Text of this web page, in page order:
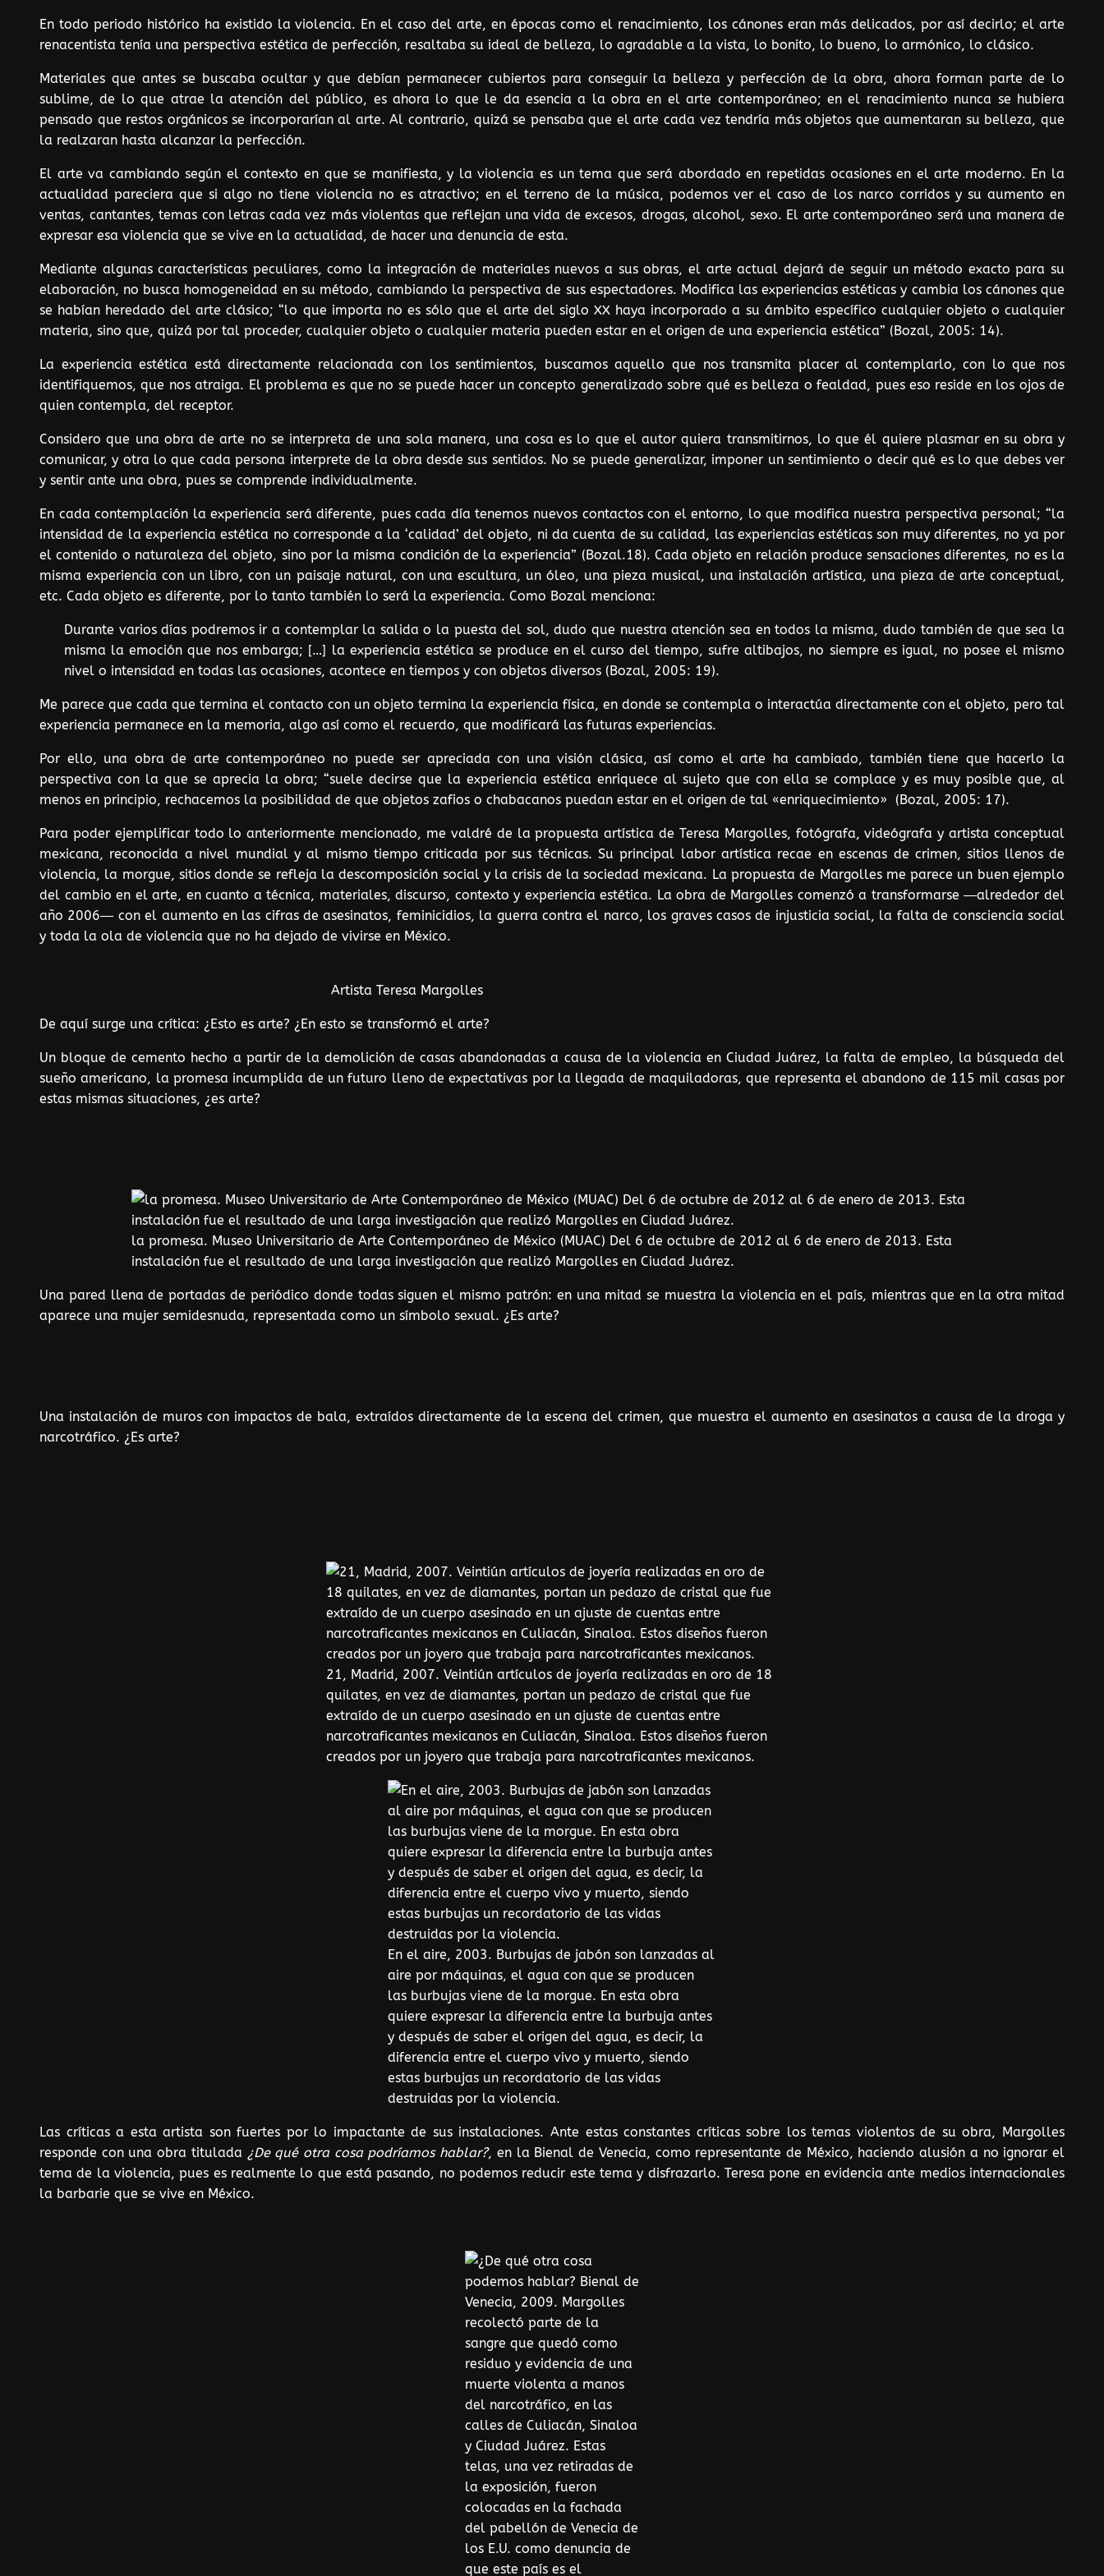
En todo periodo histórico ha existido la violencia. En el caso del arte, en épocas como el renacimiento, los cánones eran más delicados, por así decirlo; el arte
renacentista tenía una perspectiva estética de perfección, resaltaba su ideal de belleza, lo agradable a la vista, lo bonito, lo bueno, lo armónico, lo clásico.
Materiales que antes se buscaba ocultar y que debían permanecer cubiertos para conseguir la belleza y perfección de la obra, ahora forman parte de lo
sublime, de lo que atrae la atención del público, es ahora lo que le da esencia a la obra en el arte contemporáneo; en el renacimiento nunca se hubiera
pensado que restos orgánicos se incorporarían al arte. Al contrario, quizá se pensaba que el arte cada vez tendría más objetos que aumentaran su belleza, que
la realzaran hasta alcanzar la perfección.
El arte va cambiando según el contexto en que se manifiesta, y la violencia es un tema que será abordado en repetidas ocasiones en el arte moderno. En la
actualidad pareciera que si algo no tiene violencia no es atractivo; en el terreno de la música, podemos ver el caso de los narco corridos y su aumento en
ventas, cantantes, temas con letras cada vez más violentas que reflejan una vida de excesos, drogas, alcohol, sexo. El arte contemporáneo será una manera de
expresar esa violencia que se vive en la actualidad, de hacer una denuncia de esta.
Mediante algunas características peculiares, como la integración de materiales nuevos a sus obras, el arte actual dejará de seguir un método exacto para su
elaboración, no busca homogeneidad en su método, cambiando la perspectiva de sus espectadores. Modifica las experiencias estéticas y cambia los cánones que
se habían heredado del arte clásico; “lo que importa no es sólo que el arte del siglo XX haya incorporado a su ámbito específico cualquier objeto o cualquier
materia, sino que, quizá por tal proceder, cualquier objeto o cualquier materia pueden estar en el origen de una experiencia estética” (Bozal, 2005: 14).
La experiencia estética está directamente relacionada con los sentimientos, buscamos aquello que nos transmita placer al contemplarlo, con lo que nos
identifiquemos, que nos atraiga. El problema es que no se puede hacer un concepto generalizado sobre qué es belleza o fealdad, pues eso reside en los ojos de
quien contempla, del receptor.
Considero que una obra de arte no se interpreta de una sola manera, una cosa es lo que el autor quiera transmitirnos, lo que él quiere plasmar en su obra y
comunicar, y otra lo que cada persona interprete de la obra desde sus sentidos. No se puede generalizar, imponer un sentimiento o decir qué es lo que debes ver
y sentir ante una obra, pues se comprende individualmente.
En cada contemplación la experiencia será diferente, pues cada día tenemos nuevos contactos con el entorno, lo que modifica nuestra perspectiva personal; “la
intensidad de la experiencia estética no corresponde a la ‘calidad’ del objeto, ni da cuenta de su calidad, las experiencias estéticas son muy diferentes, no ya por
el contenido o naturaleza del objeto, sino por la misma condición de la experiencia” (Bozal.18). Cada objeto en relación produce sensaciones diferentes, no es la
misma experiencia con un libro, con un paisaje natural, con una escultura, un óleo, una pieza musical, una instalación artística, una pieza de arte conceptual,
etc. Cada objeto es diferente, por lo tanto también lo será la experiencia. Como Bozal menciona:
Durante varios días podremos ir a contemplar la salida o la puesta del sol, dudo que nuestra atención sea en todos la misma, dudo también de que sea la
misma la emoción que nos embarga; […] la experiencia estética se produce en el curso del tiempo, sufre altibajos, no siempre es igual, no posee el mismo
nivel o intensidad en todas las ocasiones, acontece en tiempos y con objetos diversos (Bozal, 2005: 19).
Me parece que cada que termina el contacto con un objeto termina la experiencia física, en donde se contempla o interactúa directamente con el objeto, pero tal
experiencia permanece en la memoria, algo así como el recuerdo, que modificará las futuras experiencias.
Por ello, una obra de arte contemporáneo no puede ser apreciada con una visión clásica, así como el arte ha cambiado, también tiene que hacerlo la
perspectiva con la que se aprecia la obra; “suele decirse que la experiencia estética enriquece al sujeto que con ella se complace y es muy posible que, al
menos en principio, rechacemos la posibilidad de que objetos zafios o chabacanos puedan estar en el origen de tal «enriquecimiento» (Bozal, 2005: 17).
Para poder ejemplificar todo lo anteriormente mencionado, me valdré de la propuesta artística de Teresa Margolles, fotógrafa, videógrafa y artista conceptual
mexicana, reconocida a nivel mundial y al mismo tiempo criticada por sus técnicas. Su principal labor artística recae en escenas de crimen, sitios llenos de
violencia, la morgue, sitios donde se refleja la descomposición social y la crisis de la sociedad mexicana. La propuesta de Margolles me parece un buen ejemplo
del cambio en el arte, en cuanto a técnica, materiales, discurso, contexto y experiencia estética. La obra de Margolles comenzó a transformarse ―alrededor del
año 2006― con el aumento en las cifras de asesinatos, feminicidios, la guerra contra el narco, los graves casos de injusticia social, la falta de consciencia social
y toda la ola de violencia que no ha dejado de vivirse en México.
Artista Teresa Margolles
De aquí surge una crítica: ¿Esto es arte? ¿En esto se transformó el arte?
Un bloque de cemento hecho a partir de la demolición de casas abandonadas a causa de la violencia en Ciudad Juárez, la falta de empleo, la búsqueda del
sueño americano, la promesa incumplida de un futuro lleno de expectativas por la llegada de maquiladoras, que representa el abandono de 115 mil casas por
estas mismas situaciones, ¿es arte?
la promesa. Museo Universitario de Arte Contemporáneo de México (MUAC) Del 6 de octubre de 2012 al 6 de enero de 2013. Esta
instalación fue el resultado de una larga investigación que realizó Margolles en Ciudad Juárez.
Una pared llena de portadas de periódico donde todas siguen el mismo patrón: en una mitad se muestra la violencia en el país, mientras que en la otra mitad
aparece una mujer semidesnuda, representada como un símbolo sexual. ¿Es arte?
Una instalación de muros con impactos de bala, extraídos directamente de la escena del crimen, que muestra el aumento en asesinatos a causa de la droga y
narcotráfico. ¿Es arte?
21, Madrid, 2007. Veintiún artículos de joyería realizadas en oro de 18
quilates, en vez de diamantes, portan un pedazo de cristal que fue
extraído de un cuerpo asesinado en un ajuste de cuentas entre
narcotraficantes mexicanos en Culiacán, Sinaloa. Estos diseños fueron
creados por un joyero que trabaja para narcotraficantes mexicanos.
En el aire, 2003. Burbujas de jabón son lanzadas al
aire por máquinas, el agua con que se producen
las burbujas viene de la morgue. En esta obra
quiere expresar la diferencia entre la burbuja antes
y después de saber el origen del agua, es decir, la
diferencia entre el cuerpo vivo y muerto, siendo
estas burbujas un recordatorio de las vidas
destruidas por la violencia.
Las críticas a esta artista son fuertes por lo impactante de sus instalaciones. Ante estas constantes críticas sobre los temas violentos de su obra, Margolles
responde con una obra titulada ¿De qué otra cosa podríamos hablar?, en la Bienal de Venecia, como representante de México, haciendo alusión a no ignorar el
tema de la violencia, pues es realmente lo que está pasando, no podemos reducir este tema y disfrazarlo. Teresa pone en evidencia ante medios internacionales
la barbarie que se vive en México.